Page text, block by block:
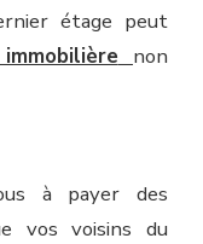
étage peut
non
à payer des
vos voisins du